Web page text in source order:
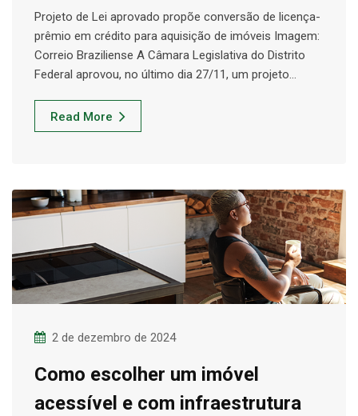
Projeto de Lei aprovado propõe conversão de licença-
prêmio em crédito para aquisição de imóveis Imagem:
Correio Braziliense A Câmara Legislativa do Distrito
Federal aprovou, no último dia 27/11, um projeto…
Read More
2 de dezembro de 2024
Como escolher um imóvel
acessível e com infraestrutura